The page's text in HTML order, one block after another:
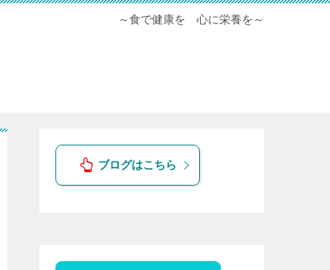
～食で健康を 心に栄養を～
ブログはこちら